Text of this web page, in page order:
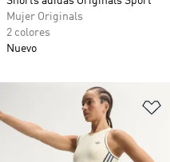
Mujer Originals
2 colores
Nuevo